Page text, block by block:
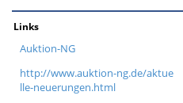
Links
Auktion-NG
http://www.auktion-ng.de/aktue
lle-neuerungen.html